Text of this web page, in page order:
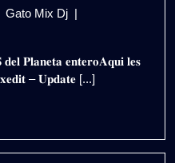
Gato Mix Dj 𝗗𝗝
𝗘𝗡𝗘𝗥𝗢
𝟮𝟬𝟮𝟰
|
𝐏𝐥𝐚𝐧𝐞𝐭𝐚 𝐞𝐧𝐭𝐞𝐫𝐨𝐀𝐪𝐮𝐢 𝐥𝐞𝐬
– 𝐔𝐩𝐝𝐚𝐭𝐞 [...]